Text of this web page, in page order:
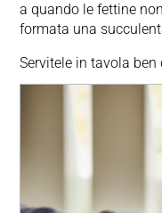
a quando le fettine
formata una
Servitele in tavola ben